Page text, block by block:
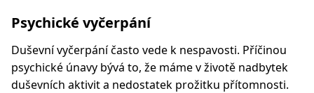
Psychické vyčerpání
Duševní vyčerpání často vede k nespavosti. Příčinou
psychické únavy bývá to, že máme v životě nadbytek
duševních aktivit a nedostatek prožitku přítomnosti.